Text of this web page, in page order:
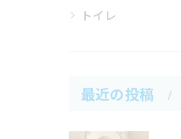
トイレ
最近の投稿